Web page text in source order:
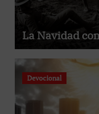
La Navidad
Devocional